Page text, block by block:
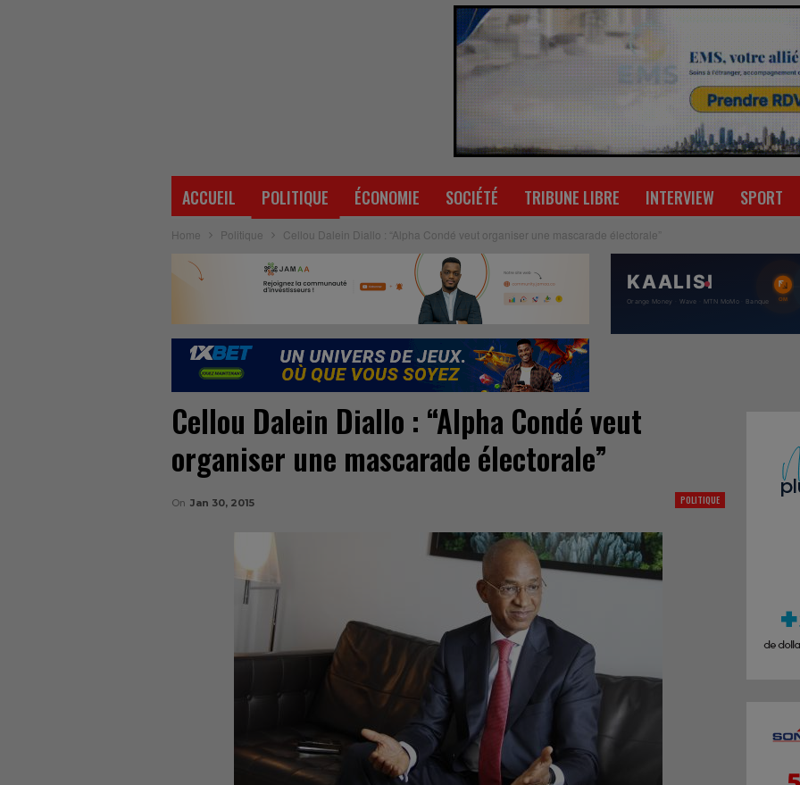
ACCUEIL POLITIQUE ÉCONOMIE SOCIÉTÉ TRIBUNE LIBRE INTERVIEW SPORT
Home Politique Cellou Dalein Diallo : “Alpha Condé veut organiser une mascarade électorale”
Cellou Dalein Diallo : “Alpha Condé veut
organiser une mascarade électorale”
POLITIQUE
On Jan 30, 2015